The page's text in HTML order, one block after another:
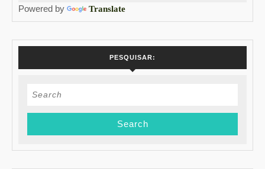
Powered by Translate
PESQUISAR:
Search